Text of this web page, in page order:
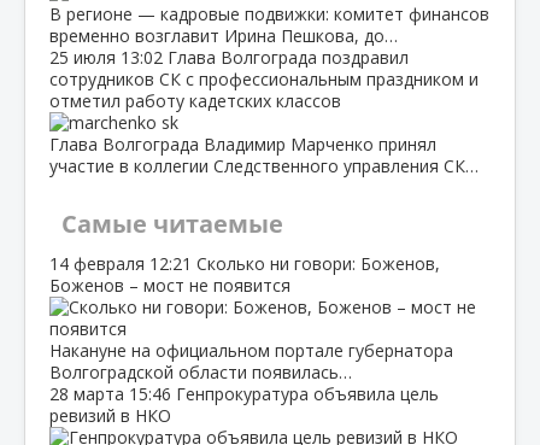
В регионе — кадровые подвижки: комитет финансов
временно возглавит Ирина Пешкова, до…
25 июля 13:02 Глава Волгограда поздравил
сотрудников СК с профессиональным праздником и
отметил работу кадетских классов
Глава Волгограда Владимир Марченко принял
участие в коллегии Следственного управления СК…
Самые читаемые
14 февраля 12:21 Сколько ни говори: Боженов,
Боженов – мост не появится
Накануне на официальном портале губернатора
Волгоградской области появилась…
28 марта 15:46 Генпрокуратура объявила цель
ревизий в НКО